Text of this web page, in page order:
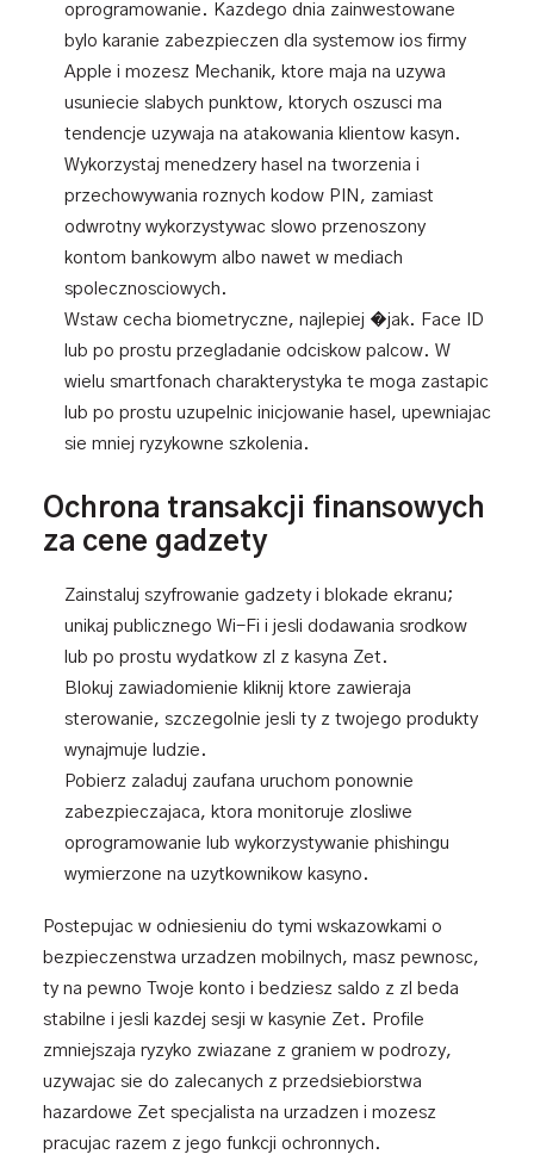
oprogramowanie. Kazdego dnia zainwestowane
bylo karanie zabezpieczen dla systemow ios firmy
Apple i mozesz Mechanik, ktore maja na uzywa
usuniecie slabych punktow, ktorych oszusci ma
tendencje uzywaja na atakowania klientow kasyn.
Wykorzystaj menedzery hasel na tworzenia i
przechowywania roznych kodow PIN, zamiast
odwrotny wykorzystywac slowo przenoszony
kontom bankowym albo nawet w mediach
spolecznosciowych.
Wstaw cecha biometryczne, najlepiej �jak. Face ID
lub po prostu przegladanie odciskow palcow. W
wielu smartfonach charakterystyka te moga zastapic
lub po prostu uzupelnic inicjowanie hasel, upewniajac
sie mniej ryzykowne szkolenia.
Ochrona transakcji finansowych
za cene gadzety
Zainstaluj szyfrowanie gadzety i blokade ekranu;
unikaj publicznego Wi-Fi i jesli dodawania srodkow
lub po prostu wydatkow zl z kasyna Zet.
Blokuj zawiadomienie kliknij ktore zawieraja
sterowanie, szczegolnie jesli ty z twojego produkty
wynajmuje ludzie.
Pobierz zaladuj zaufana uruchom ponownie
zabezpieczajaca, ktora monitoruje zlosliwe
oprogramowanie lub wykorzystywanie phishingu
wymierzone na uzytkownikow kasyno.
Postepujac w odniesieniu do tymi wskazowkami o
bezpieczenstwa urzadzen mobilnych, masz pewnosc,
ty na pewno Twoje konto i bedziesz saldo z zl beda
stabilne i jesli kazdej sesji w kasynie Zet. Profile
zmniejszaja ryzyko zwiazane z graniem w podrozy,
uzywajac sie do zalecanych z przedsiebiorstwa
hazardowe Zet specjalista na urzadzen i mozesz
pracujac razem z jego funkcji ochronnych.